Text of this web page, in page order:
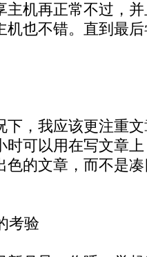
机再正常不过，并
机也不错。直到最
我应该更注重文
时可以用在写文章
色的文章，而不是
考验